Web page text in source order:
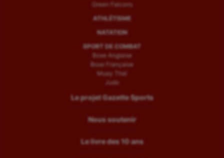
Green Falcons
ATHLÉTISME
NATATION
SPORT DE COMBAT
Boxe Anglaise
Boxe Française
Muay Thaï
Judo
Le projet Gazette Sports
Nous soutenir
Le livre des 10 ans